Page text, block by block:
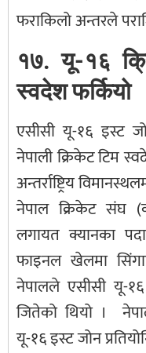
फराकिलो अन्तरले
१७. यू-१६
स्वदेश फर्कियो
एसीसी यू-१६ इस्ट
नेपाली क्रिकेट टिम
अन्तर्राष्ट्रिय
नेपाल क्रिकेट संघ
लगायत क्यानका
फाइनल खेलमा
नेपालले एसीसी यू-१६
जितेको थियो ।
यू-१६ इस्ट जोन